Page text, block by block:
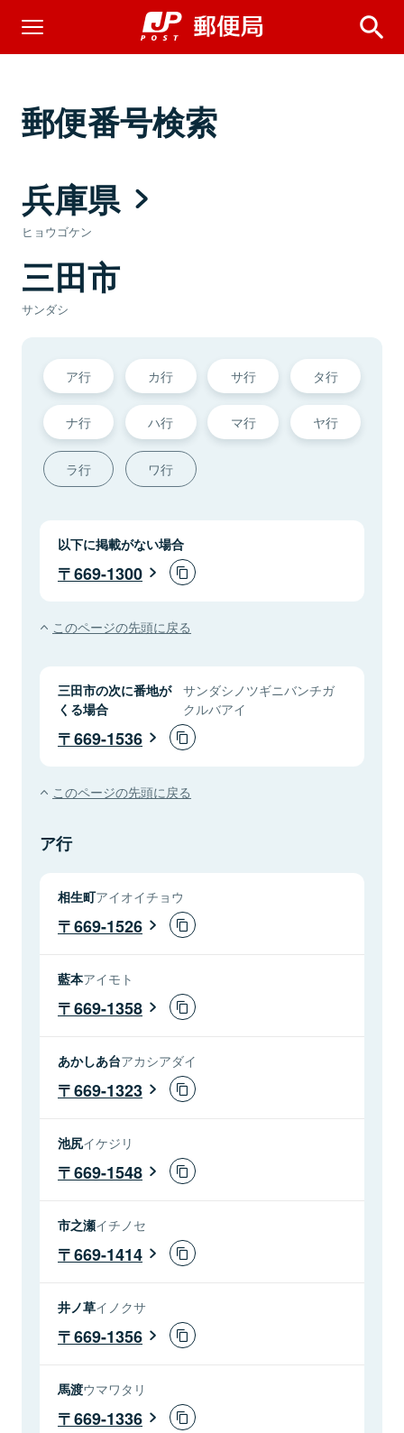
郵便番号検索
兵庫県
ヒョウゴケン
三田市
サンダシ
ア行 カ行 サ行 タ行
ナ行 ハ行 マ行 ヤ行
ラ行 ワ行
以下に掲載がない場合
669-1300
このページの先頭に戻る
三田市の次に番地が
くる場合
サンダシノツギニバンチガ
クルバアイ
669-1536
このページの先頭に戻る
ア行
相生町アイオイチョウ
669-1526
藍本アイモト
669-1358
あかしあ台アカシアダイ
669-1323
池尻イケジリ
669-1548
市之瀬イチノセ
669-1414
井ノ草イノクサ
669-1356
馬渡ウマワタリ
669-1336